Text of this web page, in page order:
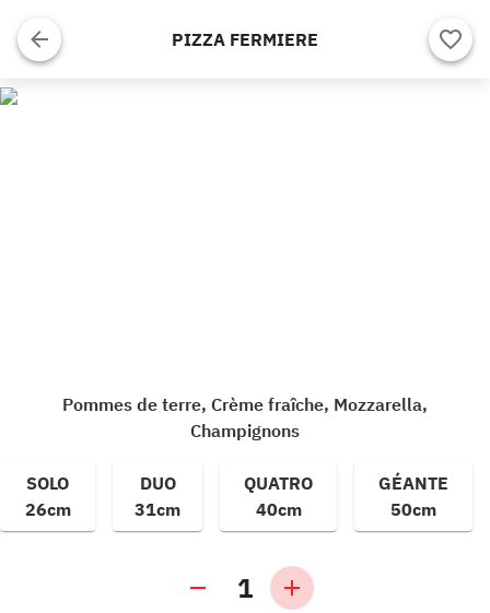
PIZZA FERMIERE
Pommes de terre, Crème fraîche, Mozzarella,
Champignons
SOLO
26cm
DUO
31cm
QUATRO
40cm
GÉANTE
50cm
1